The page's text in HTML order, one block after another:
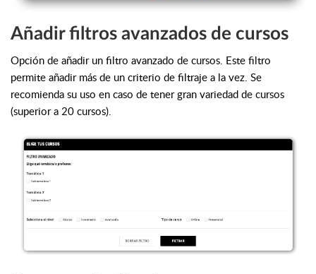
Añadir filtros avanzados de cursos
Opción de añadir un filtro avanzado de cursos. Este filtro
permite añadir más de un criterio de filtraje a la vez. Se
recomienda su uso en caso de tener gran variedad de cursos
(superior a 20 cursos).